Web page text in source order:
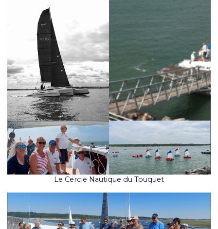
Le Cercle Nautique du Touquet